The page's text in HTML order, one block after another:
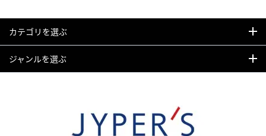
カテゴリを選ぶ
ジャンルを選ぶ